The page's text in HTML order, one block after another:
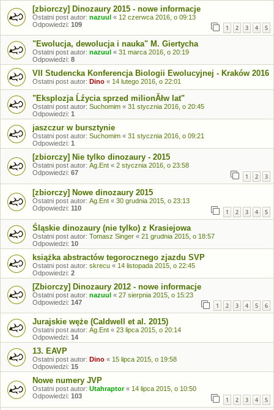
[zbiorczy] Dinozaury 2015 - nowe informacje
Ostatni post autor: nazuul « 12 czerwca 2016, o 09:13
Odpowiedzi: 109 1 2 3 4 5
"Ewolucja, dewolucja i nauka" M. Giertycha
Ostatni post autor: nazuul « 31 marca 2016, o 20:19
Odpowiedzi: 8
VII Studencka Konferencja Biologii Ewolucyjnej - Kraków 2016
Ostatni post autor: Dino « 14 lutego 2016, o 22:01
"Eksplozja Ĺźycia sprzed milionĂłw lat"
Ostatni post autor: Suchomim « 31 stycznia 2016, o 20:45
Odpowiedzi: 1
jaszczur w bursztynie
Ostatni post autor: Suchomim « 31 stycznia 2016, o 09:21
Odpowiedzi: 1
[zbiorczy] Nie tylko dinozaury - 2015
Ostatni post autor: Ag.Ent « 2 stycznia 2016, o 23:58
Odpowiedzi: 67 1 2 3
[zbiorczy] Nowe dinozaury 2015
Ostatni post autor: Ag.Ent « 30 grudnia 2015, o 23:13
Odpowiedzi: 110 1 2 3 4 5
Śląskie dinozaury (nie tylko) z Krasiejowa
Ostatni post autor: Tomasz Singer « 21 grudnia 2015, o 18:57
Odpowiedzi: 10
książka abstractów tegorocznego zjazdu SVP
Ostatni post autor: skrecu « 14 listopada 2015, o 22:45
Odpowiedzi: 2
[Zbiorczy] Dinozaury 2012 - nowe informacje
Ostatni post autor: nazuul « 27 sierpnia 2015, o 15:23
Odpowiedzi: 147 1 2 3 4 5 6
Jurajskie węże (Caldwell et al. 2015)
Ostatni post autor: Ag.Ent « 23 lipca 2015, o 20:14
Odpowiedzi: 14
13. EAVP
Ostatni post autor: Dino « 15 lipca 2015, o 19:58
Odpowiedzi: 15
Nowe numery JVP
Ostatni post autor: Utahraptor« 14 lipca 2015, o 10:50
Odpowiedzi: 103 1 2 3 4 5